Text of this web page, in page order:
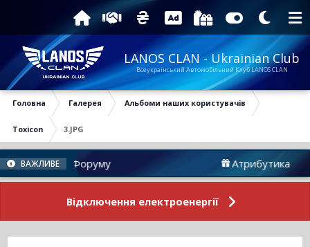
LANOS CLAN - Ukrainian Club
Всеукраїнський Автомобільний Клуб LANOS CLAN
Головна Галерея Альбоми наших користувачів
Toxicon 3.JPG
ВАЖЛИВЕ
Новини Форуму Атрибутика
Відключення електроенергії